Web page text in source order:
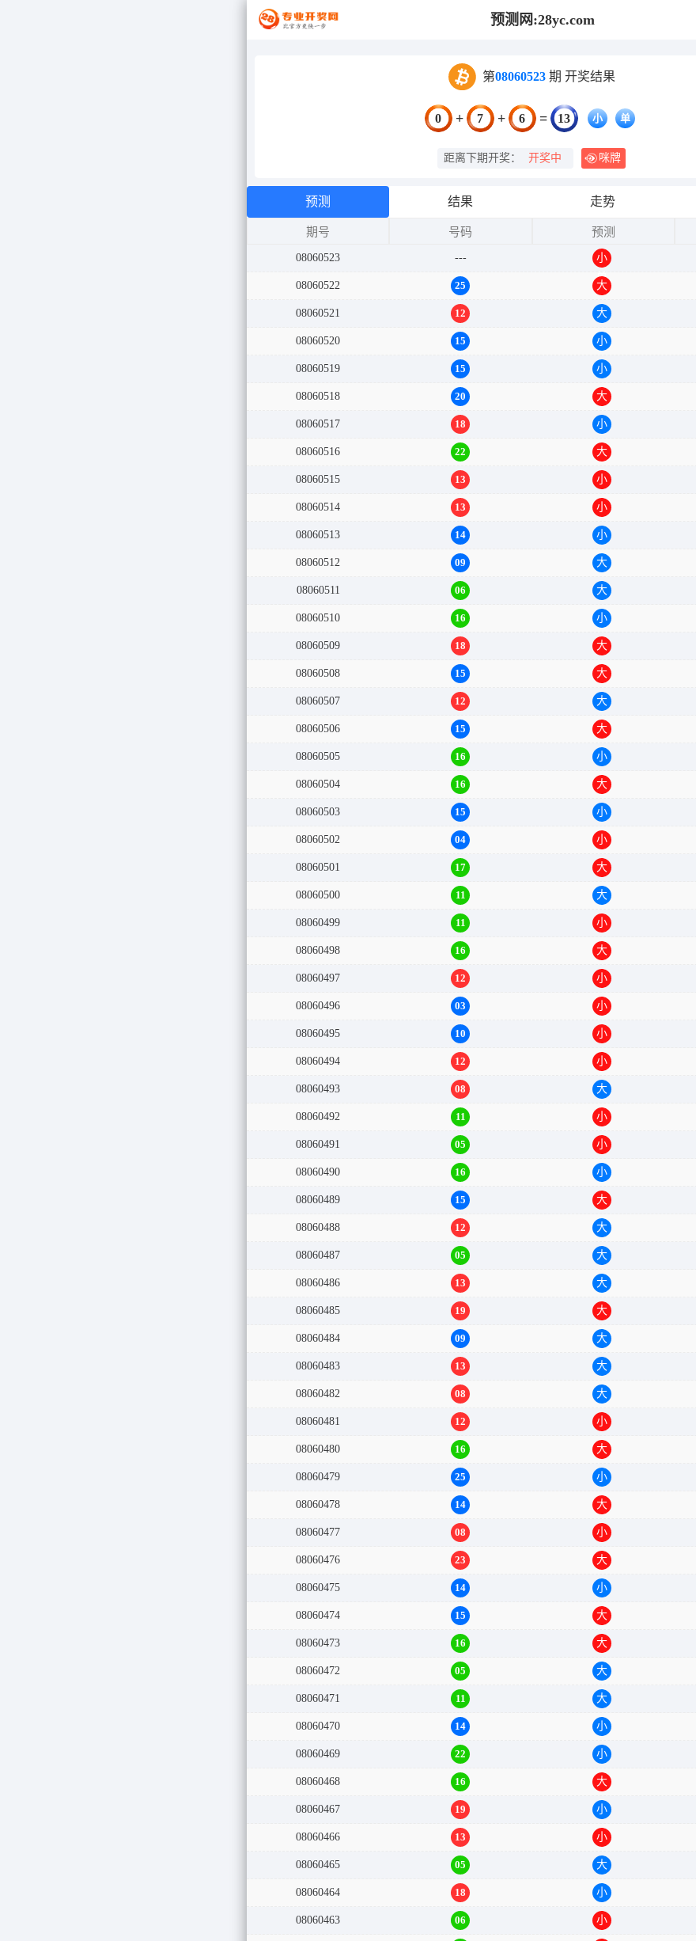
预测网:28yc.com
第08060523期 开奖结果
0 + 7 + 6 = 13 小 单
距离下期开奖： 开奖中 咪牌
预测 结果 走势
期号 号码 预测
08060524 ---
大
单
08060523 13 小
08060522 25 大
08060521 12 大
08060520 15 小
08060519 15 小
08060518 20 大
08060517 18 小
08060516 22 大
08060515 13 小
08060514 13 小
08060513 14 小
08060512 09 大
08060511 06 大
08060510 16 小
08060509 18 大
08060508 15 大
08060507 12 大
08060506 15 大
08060505 16 小
08060504 16 大
08060503 15 小
08060502 04 小
08060501 17 大
08060500 11 大
08060499 11 小
08060498 16 大
08060497 12 小
08060496 03 小
08060495 10 小
08060494 12 小
08060493 08 大
08060492 11 小
08060491 05 小
08060490 16 小
08060489 15 大
08060488 12 大
08060487 05 大
08060486 13 大
08060485 19 大
08060484 09 大
08060483 13 大
08060482 08 大
08060481 12 小
08060480 16 大
08060479 25 小
08060478 14 大
08060477 08 小
08060476 23 大
08060475 14 小
08060474 15 大
08060473 16 大
08060472 05 大
08060471 11 大
08060470 14 小
08060469 22 小
08060468 16 大
08060467 19 小
08060466 13 小
08060465 05 大
08060464 18 小